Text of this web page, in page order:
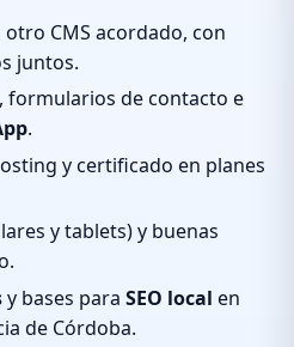
otro CMS acordado, con
juntos.
formularios de contacto e
.
y certificado en planes
y tablets) y buenas
y bases para SEO local en
de Córdoba.